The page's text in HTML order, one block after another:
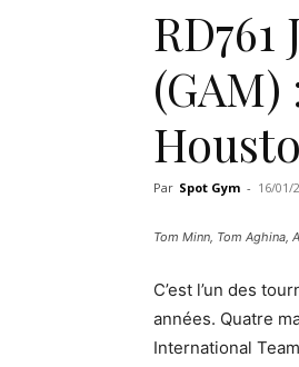
Par Spot Gym - 16/01/
Tom Minn, Tom Aghina,
C’est l’un des
années. Quatre
International